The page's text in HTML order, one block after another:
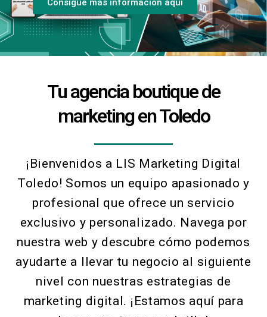
Tu agencia boutique de
marketing en Toledo
¡Bienvenidos a LIS Marketing Digital
Toledo! Somos un equipo apasionado y
profesional que ofrece un servicio
exclusivo y personalizado. Navega por
nuestra web y descubre cómo podemos
ayudarte a llevar tu negocio al siguiente
nivel con nuestras estrategias de
marketing digital. ¡Estamos aquí para